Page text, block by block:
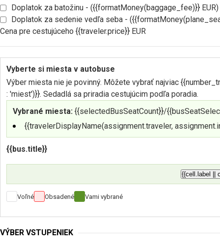
Doplatok za batožinu - ({{formatMoney(baggage_fee)}} EUR)
Doplatok za sedenie vedľa seba -
Cena pre cestujúceho {{traveler.price}} EUR
Vyberte si miesta v autobuse
Výber miesta nie je povinný. Môžete vybrať najviac
: 'miest')}}. Sedadlá sa priradia cestujúcim podľa poradia.
Vybrané miesta: {{selectedBusSeatCount}}/
{{travelerDisplayName(assignment.traveler,
{{bus.title}}
{{cell.label ||
Voľné Obsadené Vami vybrané
VÝBER VSTUPENIEK